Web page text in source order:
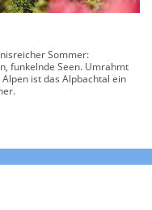
Sommer:
funkelnde Seen. Umrahmt
ist das Alpbachtal ein